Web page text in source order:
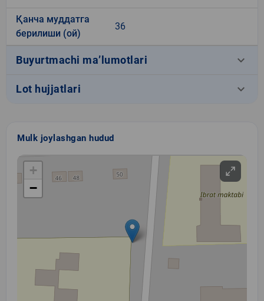
Қанча муддатга
берилиши (ой)
36
Buyurtmachi ma’lumotlari keyboard_arrow_down
Lot hujjatlari keyboard_arrow_down
Mulk joylashgan hudud
+
−